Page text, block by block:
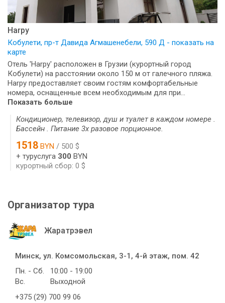
Harpy
Кобулети, пр-т Давида Агмашенебели, 590 Д - показать на
карте
Отель 'Harpy' расположен в Грузии (курортный город
Кобулети) на расстоянии около 150 м от галечного пляжа.
Harpy предоставляет своим гостям комфортабельные
номера, оснащенные всем необходимым для при...
Показать больше
Кондиционер, телевизор, душ и туалет в каждом номере .
Бассейн . Питание 3х разовое порционное.
1518 BYN / 500 $
+ туруслуга 300 BYN
курортный сбор: 0 $
Организатор тура
Жаратрэвел
Минск, ул. Комсомольская, 3-1, 4-й этаж, пом. 42
Пн. - Сб.
10:00 - 19:00
Вс.
Выходной
+375 (29) 700 99 06